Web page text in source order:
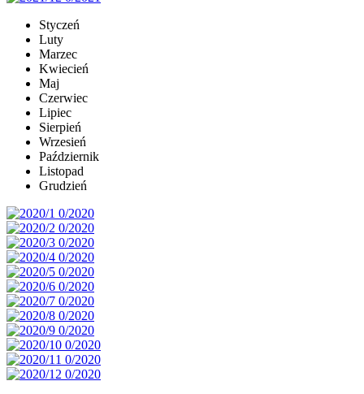
Styczeń
Luty
Marzec
Kwiecień
Maj
Czerwiec
Lipiec
Sierpień
Wrzesień
Październik
Listopad
Grudzień